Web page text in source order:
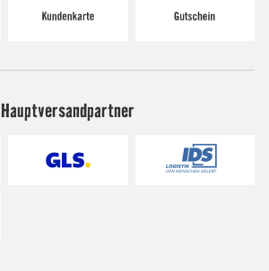
Hauptversandpartner